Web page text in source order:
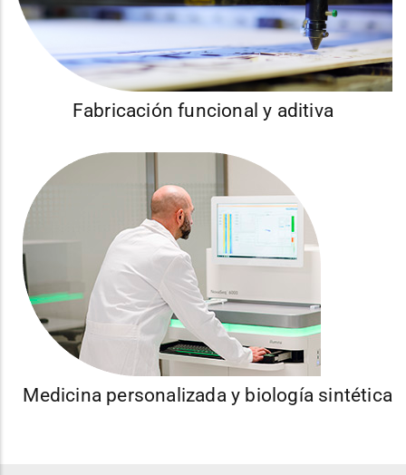
Fabricación funcional y aditiva
Medicina personalizada y biología sintética